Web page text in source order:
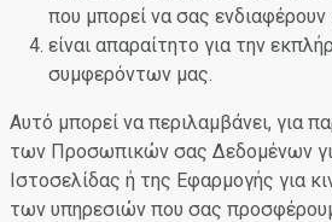
που μπορεί να σας ενδιαφέρουν
είναι απαραίτητο για την
συμφερόντων μας.
Αυτό μπορεί να περιλαμβάνει, για
των Προσωπικών σας Δεδομένων
Ιστοσελίδας ή της Εφαρμογής για
των υπηρεσιών που σας